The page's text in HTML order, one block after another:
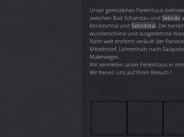
Unser gemütliches Ferienhaus
zwischen Bad Schandau und Sebnitz
Kirnitzschtal und Sebnitztal. Die
wunderschöne und ausgedehnte
Nicht weit entfernt verläuft der
Mittelndorf, Lichtenhain nach
Malerweges.
Wir vermieten unser Ferienhaus in
Wir freuen uns auf Ihren Besuch !